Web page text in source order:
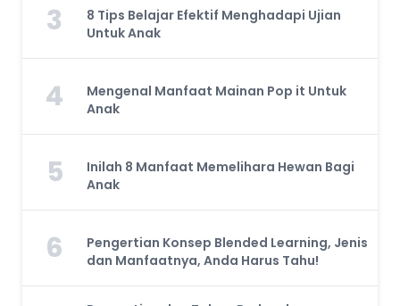
3
8 Tips Belajar Efektif Menghadapi Ujian
Untuk Anak
4
Mengenal Manfaat Mainan Pop it Untuk
Anak
5
Inilah 8 Manfaat Memelihara Hewan Bagi
Anak
6
Pengertian Konsep Blended Learning, Jenis
dan Manfaatnya, Anda Harus Tahu!